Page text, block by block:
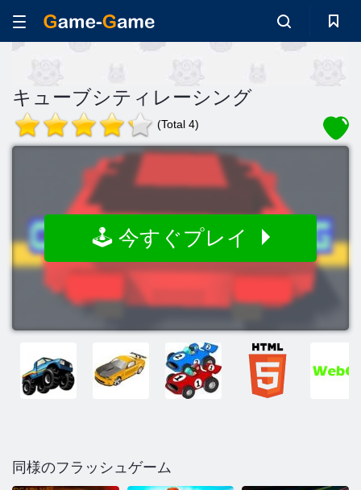
キューブシティレーシング
(Total 4)
🕹️ 今すぐプレイ
同様のフラッシュゲーム